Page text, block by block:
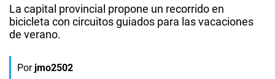
La capital provincial propone un recorrido en
bicicleta con circuitos guiados para las vacaciones
de verano.
Por jmo2502